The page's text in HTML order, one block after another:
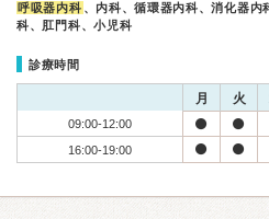
呼吸器内科 、内科、循環器内科、消化器
科、肛門科、小児科
診療時間
月 火
09:00-12:00
16:00-19:00